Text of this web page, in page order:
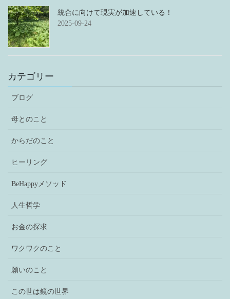
統合に向けて現実が加速している！
2025-09-24
カテゴリー
ブログ
母とのこと
からだのこと
ヒーリング
BeHappyメソッド
人生哲学
お金の探求
ワクワクのこと
願いのこと
この世は鏡の世界